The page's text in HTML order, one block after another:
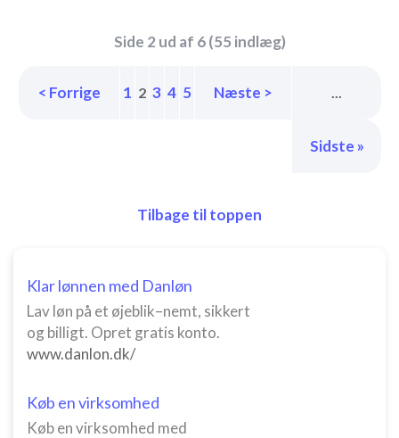
Side 2 ud af 6 (55 indlæg)
< Forrige 1 2 3 4 5 Næste > ...
Sidste »
Tilbage til toppen
Klar lønnen med Danløn
Lav løn på et øjeblik–nemt, sikkert
og billigt. Opret gratis konto.
www.danlon.dk/
Køb en virksomhed
Køb en virksomhed med